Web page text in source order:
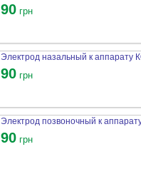
90 грн
Электрод назальный к аппарату
90 грн
Электрод позвоночный к
90 грн